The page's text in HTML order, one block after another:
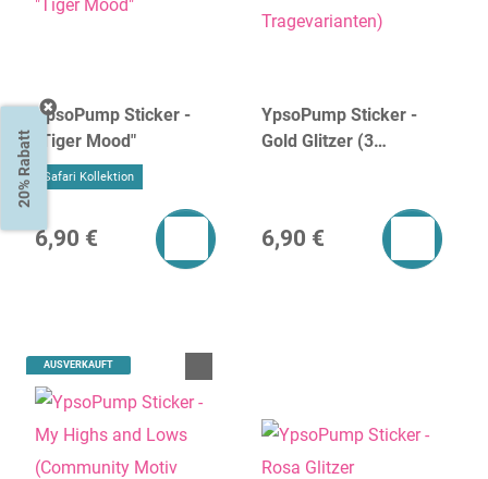
YpsoPump Sticker -
"Tiger Mood"
Safari Kollektion
6,90 €
YpsoPump Sticker -
Gold Glitzer (3
6,90 €
AUSVERKAUFT
20% Rabatt